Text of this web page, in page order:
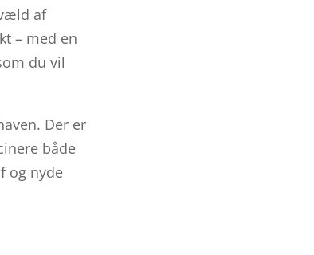
af
– med en
du vil
Der er
både
og nyde